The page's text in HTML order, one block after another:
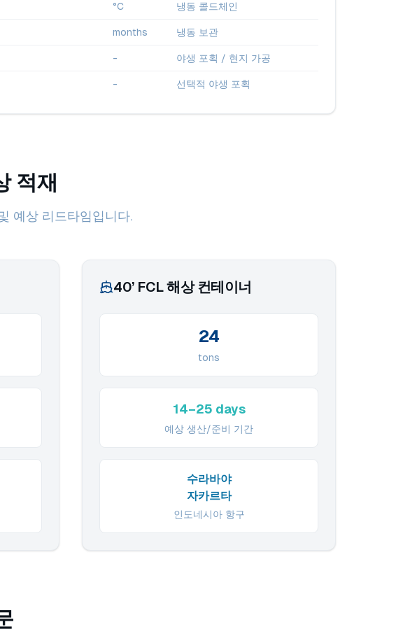
°C 냉동 콜드체인
months 냉동 보관
- 야생 포획 / 현지 가공
- 선택적 야생 포획
적재
예상 리드타임입니다.
40’ FCL 해상 컨테이너
24
tons
14–25 days
예상 생산/준비 기간
수라바야
자카르타
인도네시아 항구